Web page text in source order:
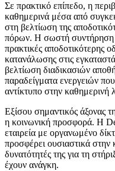
Σε πρακτικό επίπεδο, η
καθημερινά μέσα από
στη βελτίωση της
πόρων. Η σωστή συντήρηση
πρακτικές αποδοτικότερης
κατανάλωσης στις
βελτίωση διαδικασιών
παραδείγματα ενεργειών
αντίκτυπο στην καθημερινή
Εξίσου σημαντικός άξονας
η κοινωνική προσφορά. Η
εταιρεία με οργανωμένο
προσφέρει ουσιαστικά στην
δυνατότητές της για τη
έχουν ανάγκη.